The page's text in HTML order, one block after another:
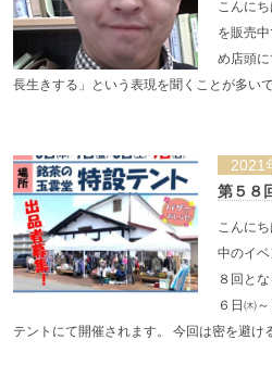
こんに
を販売
め店頭
長生きする」という表現を聞くことが多い
2021
第５８
こんに
中のイ
８回と
６日㈭
テントにて開催されます。 今回は密を避